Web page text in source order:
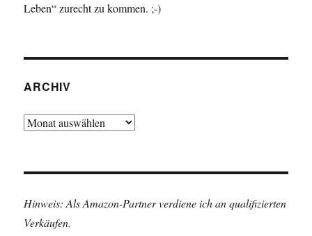
Leben“ zurecht zu kommen. ;-)
ARCHIV
Archiv
Hinweis: Als Amazon-Partner verdiene ich an qualifizierten
Verkäufen.